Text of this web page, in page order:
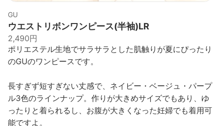
GU
ウエストリボンワンピース(半袖)LR
2,490円
ポリエステル生地でサラサラとした肌触りが夏にぴったり
のGUのワンピースです。
長すぎず短すぎない丈感で、ネイビー・ベージュ・パープ
ル3色のラインナップ。作りが大きめサイズでもあり、ゆ
ったりと着られるし、お腹が大きくなった妊婦でも着用可
能ですよ。